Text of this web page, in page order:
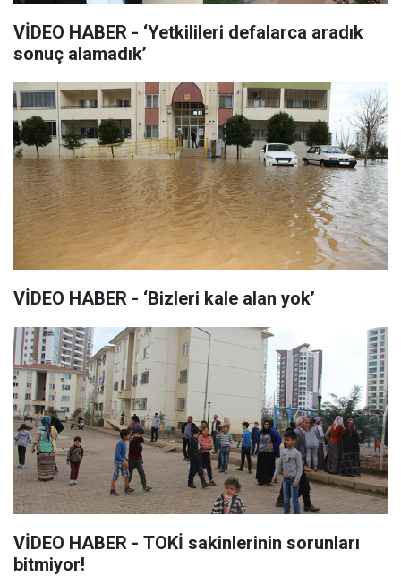
VİDEO HABER - ‘Yetkilileri defalarca aradık
sonuç alamadık’
VİDEO HABER - ‘Bizleri kale alan yok’
VİDEO HABER - TOKİ sakinlerinin sorunları
bitmiyor!